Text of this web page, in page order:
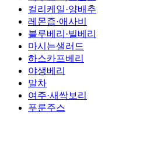
컬리케일·양배추
레몬즙·애사비
블루베리·빌베리
마시는샐러드
하스카프베리
야생베리
말차
여주·새싹보리
푸룬주스